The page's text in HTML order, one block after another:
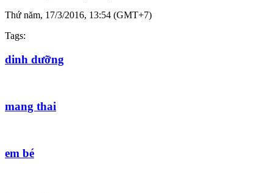
Thứ năm, 17/3/2016, 13:54 (GMT+7)
Tags:
dinh dưỡng
mang thai
em bé